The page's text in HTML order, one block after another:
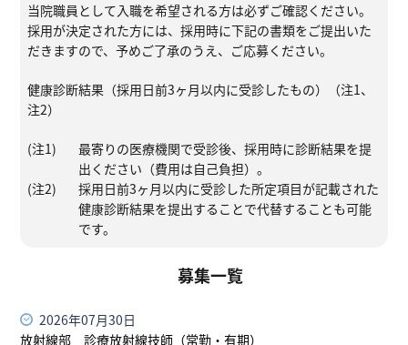
当院職員として入職を希望される方は必ずご確認ください。
採用が決定された方には、採用時に下記の書類をご提出いた
だきますので、予めご了承のうえ、ご応募ください。
健康診断結果（採用日前3ヶ月以内に受診したもの）（注1、
注2）
(注1)
最寄りの医療機関で受診後、採用時に診断結果を提
出ください（費用は自己負担）。
(注2)
採用日前3ヶ月以内に受診した所定項目が記載された
健康診断結果を提出することで代替することも可能
です。
募集一覧
2026年07月30日
放射線部 診療放射線技師（常勤・有期）